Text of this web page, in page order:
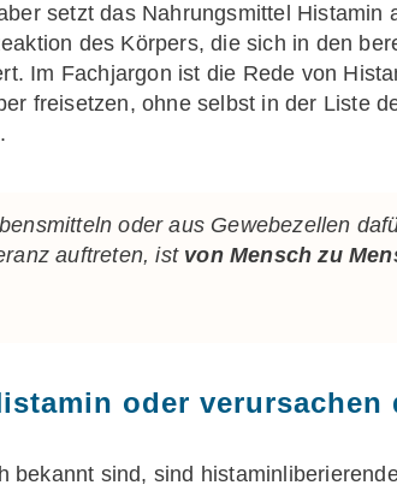
setzt das Nahrungsmittel Histamin
des Körpers, die sich in den
Im Fachjargon ist die Rede von
freisetzen, ohne selbst in der Liste
oder aus Gewebezellen
auftreten, ist von Mensch zu
oder verursachen
bekannt sind, sind